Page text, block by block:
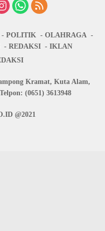
POLITIK
OLAHRAGA
REDAKSI
IKLAN
Kramat, Kuta Alam,
(0651) 3613948
@2021